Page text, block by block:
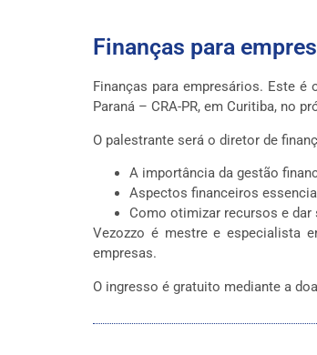
Finanças para
Finanças para empresários. Este
Paraná – CRA-PR, em Curitiba, no
O palestrante será o diretor de
A importância da gestão
Aspectos financeiros
Como otimizar recursos e
Vezozzo é mestre e especialista
empresas.
O ingresso é gratuito mediante a